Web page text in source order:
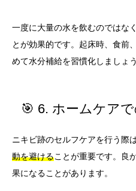
一度に大量の水を飲むのではなく
とが効果的です。起床時、食前
めて水分補給を習慣化しましょう
🎯 6. ホームケア
ニキビ跡のセルフケアを行う際は
動を避けることが重要です。良
果になることがあります。